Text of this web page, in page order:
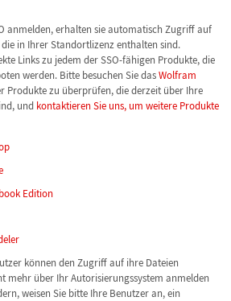
anmelden, erhalten sie automatisch Zugriff auf
in Ihrer Standortlizenz enthalten sind.
Links zu jedem der SSO-fähigen Produkte, die
werden. Bitte besuchen Sie dasWolfram
Produkte zu überprüfen, die derzeit über Ihre
und kontaktieren Sie uns, um weitere Produkte
Edition
können den Zugriff auf ihre Dateien
mehr über Ihr Autorisierungssystem anmelden
weisen Sie bitte Ihre Benutzer an, ein